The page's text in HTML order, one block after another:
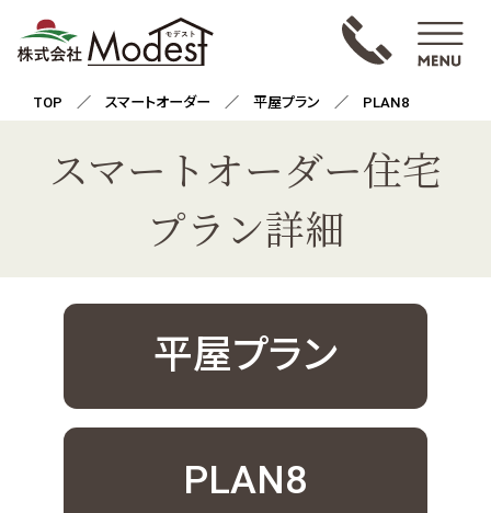
TOP ／ スマートオーダー ／平屋プラン ／ PLAN8
スマートオーダー住宅
プラン詳細
平屋プラン
PLAN8